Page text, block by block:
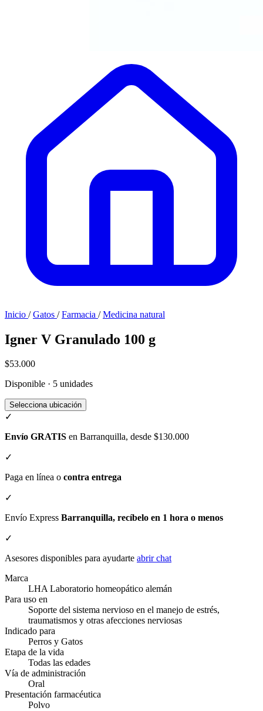
Inicio / Gatos / Farmacia / Medicina natural
Igner V Granulado 100 g
$53.000
Disponible · 5 unidades
Selecciona ubicación
✓
Envío GRATIS en Barranquilla, desde $130.000
✓
Paga en línea o contra entrega
✓
Envío Express Barranquilla, recíbelo en 1 hora o menos
✓
Asesores disponibles para ayudarte abrir chat
Marca
LHA Laboratorio homeopático alemán
Para uso en
Soporte del sistema nervioso en el manejo de estrés,
traumatismos y otras afecciones nerviosas
Indicado para
Perros y Gatos
Etapa de la vida
Todas las edades
Vía de administración
Oral
Presentación farmacéutica
Polvo